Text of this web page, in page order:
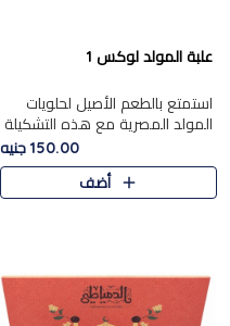
علبة المولد لوكس 1
استمتع بالطعم الأصيل لحلويات
المولد المصرية مع هذه التشكيلة
المختارة بعناية من 9 قطع. تتضمن
التشكيلة جوزرية مع فول،ملبان
150.00 جنيه
أضف